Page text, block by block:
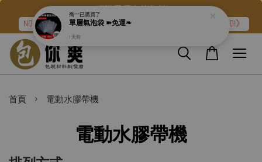
網購愛用者的包材
NO.2➽強力氣泡布『滿二件折120元』再加碼《免運❧GO!》
首頁 › 電動水膠帶機
電動水膠帶機
喬***已購買了
單層氣泡袋 ➽免運❧
1 天前